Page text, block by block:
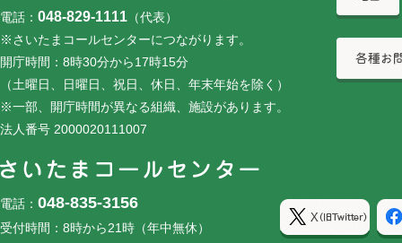
電話： 048-829-1111 （代表）
※さいたまコールセンターにつながります。
開庁時間：8時30分から17時15分
（土曜日、日曜日、祝日、休日、年末年始を除く）
※一部、開庁時間が異なる組織、施設があります。
法人番号 2000020111007
電話： 048-835-3156
受付時間：8時から21時（年中無休）